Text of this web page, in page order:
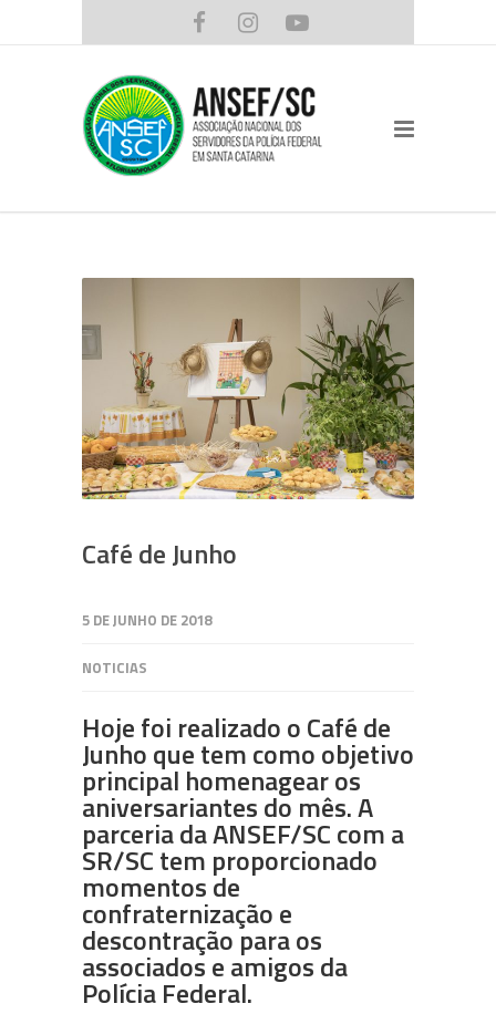
Café de Junho
5 DE JUNHO DE 2018
NOTICIAS
Hoje foi realizado o Café de
Junho que tem como objetivo
principal homenagear os
aniversariantes do mês. A
parceria da ANSEF/SC com a
SR/SC tem proporcionado
momentos de
confraternização e
descontração para os
associados e amigos da
Polícia Federal.